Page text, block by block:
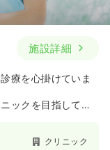
細を見る
施設詳細
療を心掛けていま
ックを目指してい
クリニック